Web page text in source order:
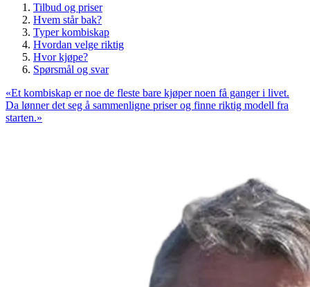
Tilbud og priser
Hvem står bak?
Typer kombiskap
Hvordan velge riktig
Hvor kjøpe?
Spørsmål og svar
«Et kombiskap er noe de fleste bare kjøper noen få ganger i livet.
Da lønner det seg å sammenligne priser og finne riktig modell fra
starten.»